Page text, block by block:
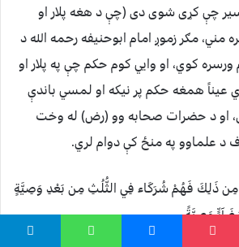
چې کړى شوى دى (چې د هغه پلار او
مګر زموږ امام ابوحنيفه رحمه الله د
کوي، او وايي کوم حکم چې په پلار او
عيناً همغه حکم پر نيکه او لمسي باندې
او د حضرات صحابه وو (رض) له وخت
د علماوو په منځ کې دوام لري.
مِن ذَلِكَ فَهُمْ شُرَكَاء فِي الثُّلُثِ مِن بَعْدِ وَصِيَّةٍ
وَصِيَّةً